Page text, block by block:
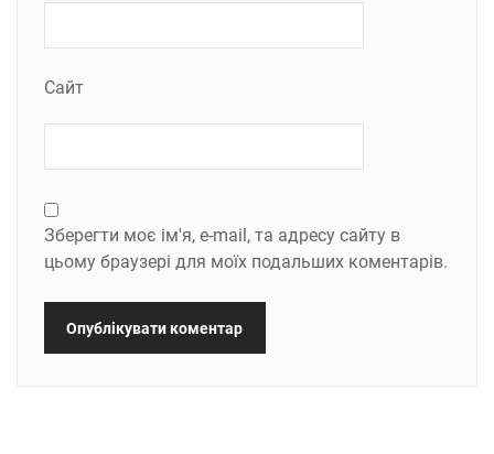
Сайт
Зберегти моє ім'я, e-mail, та адресу сайту в
цьому браузері для моїх подальших коментарів.